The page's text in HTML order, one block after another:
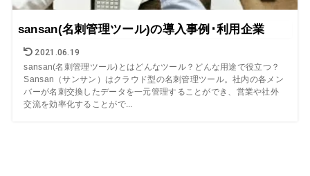
sansan(名刺管理ツール)の導入事例･利用企業
2021.06.19
sansan(名刺管理ツール)とはどんなツール？どんな用途で役立つ？
Sansan（サンサン）はクラウド型の名刺管理ツール。社内の各メン
バーが名刺交換したデータを一元管理することができ、営業や社外
交流を効率化することがで...